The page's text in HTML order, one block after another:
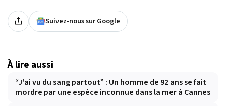
Suivez-nous sur Google
À lire aussi
“J'ai vu du sang partout” : Un homme de 92 ans se fait
mordre par une espèce inconnue dans la mer à Cannes